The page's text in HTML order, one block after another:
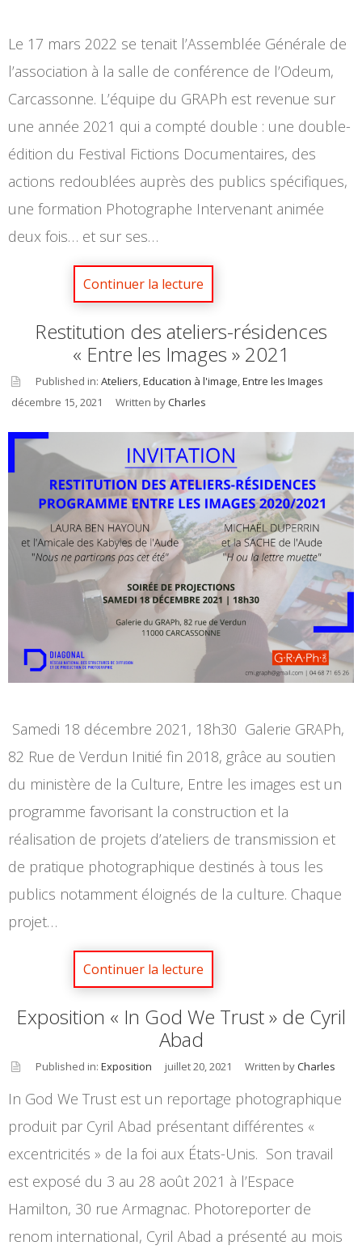
Le 17 mars 2022 se tenait l’Assemblée Générale de
l’association à la salle de conférence de l’Odeum,
Carcassonne. L’équipe du GRAPh est revenue sur
une année 2021 qui a compté double : une double-
édition du Festival Fictions Documentaires, des
actions redoublées auprès des publics spécifiques,
une formation Photographe Intervenant animée
deux fois… et sur ses…
Restitution des ateliers-résidences
« Entre les Images » 2021
asid
Published in: Ateliers,Education à l'image,Entre les Images
décembre 15, 2021
Written byCharles
Samedi 18 décembre 2021, 18h30 Galerie GRAPh,
82 Rue de Verdun Initié fin 2018, grâce au soutien
du ministère de la Culture, Entre les images est un
programme favorisant la construction et la
réalisation de projets d’ateliers de transmission et
de pratique photographique destinés à tous les
publics notamment éloignés de la culture. Chaque
projet…
Exposition « In God We Trust » de Cyril
Abad
e
Published in: Exposition juillet 20, 2021 Written byCharles
In God We Trust est un reportage photographique
produit par Cyril Abad présentant différentes «
excentricités » de la foi aux États-Unis. Son travail
est exposé du 3 au 28 août 2021 à l’Espace
Hamilton, 30 rue Armagnac. Photoreporter de
renom international, Cyril Abad a présenté au mois